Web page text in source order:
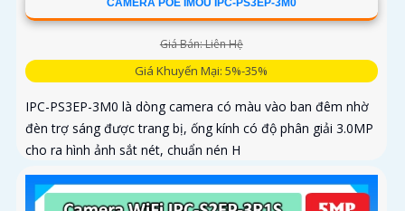
Giá Bán: Liên Hệ
Giá Khuyến Mại: 5%-35%
IPC-PS3EP-3M0 là dòng camera có màu vào ban đêm nhờ
đèn trợ sáng được trang bị, ống kính có độ phân giải 3.0MP
cho ra hình ảnh sắt nét, chuẩn nén H